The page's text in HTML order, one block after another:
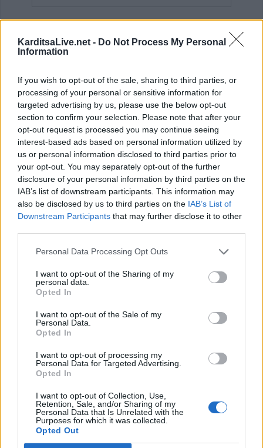
KarditsaLive.net - Do Not Process My Personal
Information
If you wish to opt-out of the sale, sharing to third parties, or
processing of your personal or sensitive information for
targeted advertising by us, please use the below opt-out
section to confirm your selection. Please note that after your
opt-out request is processed you may continue seeing
interest-based ads based on personal information utilized by
us or personal information disclosed to third parties prior to
your opt-out. You may separately opt-out of the further
disclosure of your personal information by third parties on the
IAB’s list of downstream participants. This information may
also be disclosed by us to third parties on the IAB’s List of
Downstream Participants that may further disclose it to other
Personal Data Processing Opt Outs
I want to opt-out of the Sharing of my
personal data.
Opted In
I want to opt-out of the Sale of my
Personal Data.
Opted In
I want to opt-out of processing my
Personal Data for Targeted Advertising.
Opted In
I want to opt-out of Collection, Use,
Retention, Sale, and/or Sharing of my
Personal Data that Is Unrelated with the
Purposes for which it was collected.
Opted Out
ΤΕΛΕΥΤΑΙΑ ΝΕΑ
Την Κυριακή 9 Αυγούστου κηδεία του
Κωνσταντίνου Θέου
9 Αυγούστου 2026, 11:13
Συλλήψεις σε Λάρισα, Μαγνησία και Τρίκαλα
για διατάραξη κοινής ησυχίας, παραβάσεις
μέθη
9 Αυγούστου 2026, 10:27
Διάθεση 1.800 νεοσσών και 235
εκτροφείο Μπαλάνου στο Μουζάκι
9 Αυγούστου 2026, 09:38
Από τη Γη στη Σελήνη: Το κομμάτι πύραυλου
που προσέκρουσε στη Σελήνη γίνεται χρυσή
ευκαιρία μελέτης για ειδικούς επιστήμονες
9 Αυγούστου 2026, 09:31
Για ό,τι κι αν ψάχνεις, συνεργείο αυτοκινήτων
“Βούζας” και έχεις τη λύση!
9 Αυγούστου 2026, 09:14